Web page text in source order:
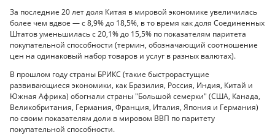
За последние 20 лет доля Китая в мировой экономике увеличилась
более чем вдвое — с 8,9% до 18,5%, в то время как доля Соединенных
Штатов уменьшилась с 20,1% до 15,5% по показателям паритета
покупательной способности (термин, обозначающий соотношение
цен на одинаковый набор товаров и услуг в разных валютах).
В прошлом году страны БРИКС (такие быстрорастущие
развивающиеся экономики, как Бразилия, Россия, Индия, Китай и
Южная Африка) обогнали страны "Большой семерки" (США, Канада,
Великобритания, Германия, Франция, Италия, Япония и Германия)
по своим показателям доли в мировом ВВП по паритету
покупательной способности.